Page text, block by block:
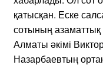
қатысқан. Еске
сотының азаматтық
Алматы әкімі
Назарбаевтың